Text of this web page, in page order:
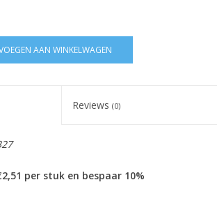
AAN WINKELWAGEN
Reviews (0)
per stuk en bespaar 10%